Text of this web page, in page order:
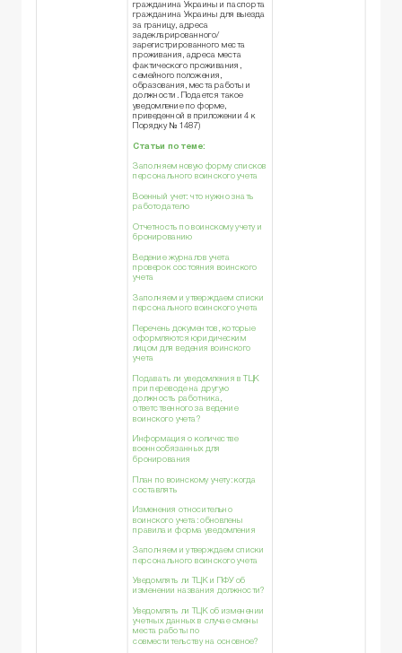
гражданина Украины и паспорта
гражданина Украины для выезда
за границу, адреса
задекларированного/
зарегистрированного места
проживания, адреса места
фактического проживания,
семейного положения,
образования, места работы и
должности. Подается такое
уведомление по форме,
приведенной в приложении 4 к
Порядку № 1487)
Статьи по теме:
Заполняем новую форму списков
персонального воинского учета
Военный учет: что нужно знать
работодателю
Отчетность по воинскому учету и
бронированию
Ведение журналов учета
проверок состояния воинского
учета
Заполняем и утверждаем списки
персонального воинского учета
Перечень документов, которые
оформляются юридическим
лицом для ведения воинского
учета
Подавать ли уведомления в ТЦК
при переводе на другую
должность работника,
ответственного за ведение
воинского учета?
Информация о количестве
военнообязанных для
бронирования
План по воинскому учету: когда
составлять
Изменения относительно
воинского учета: обновлены
правила и форма уведомления
Заполняем и утверждаем списки
персонального воинского учета
Уведомлять ли ТЦК и ПФУ об
изменении названия должности?
Уведомлять ли ТЦК об изменении
учетных данных в случае смены
места работы по
совместительству на основное?